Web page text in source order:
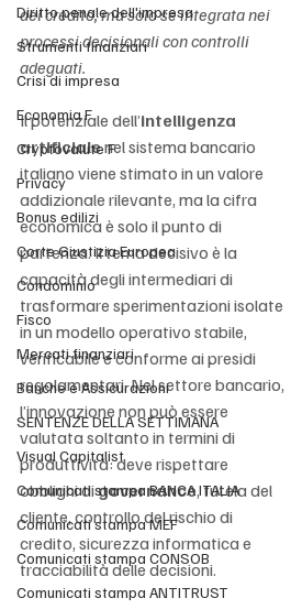
Diritto penale dell'impresa
Strumenti finanziari
Crisi di impresa
Economia F
Cryptovalute F
Privacy
Bonus edilizi
Corte Giustizia Europea
Condominio
Fisco
Mercati finanziari
Banche e Assicurazioni
SENTENZE DELLA SETTIMANA
Visual Capitalist
Comunicati stampa BANCA ITALIA
Comunicati stampa MEF
Comunicati stampa CONSOB
Comunicati stampa ANTITRUST
del credito, ma solo se integrata nei
processi decisionali con controlli
adeguati.
Il potenziale dell’intelligenza
artificiale nel sistema bancario
italiano viene stimato in un valore
addizionale rilevante, ma la cifra
economica è solo il punto di
partenza. Il tema decisivo è la
capacità degli intermediari di
trasformare sperimentazioni isolate
in un modello operativo stabile,
verificabile e conforme ai presidi
regolamentari. Nel settore bancario,
l’innovazione non può essere
valutata soltanto in termini di
produttività: deve rispettare
obblighi di governance, tutela del
cliente, controllo del rischio di
credito, sicurezza informatica e
tracciabilità delle decisioni.